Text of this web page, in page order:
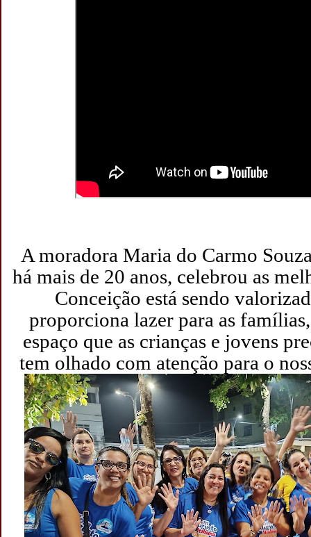
A moradora Maria do Carmo
há mais de 20 anos, celebrou as
Conceição está sendo
proporciona lazer para as
espaço que as crianças e jovens
tem olhado com atenção para o